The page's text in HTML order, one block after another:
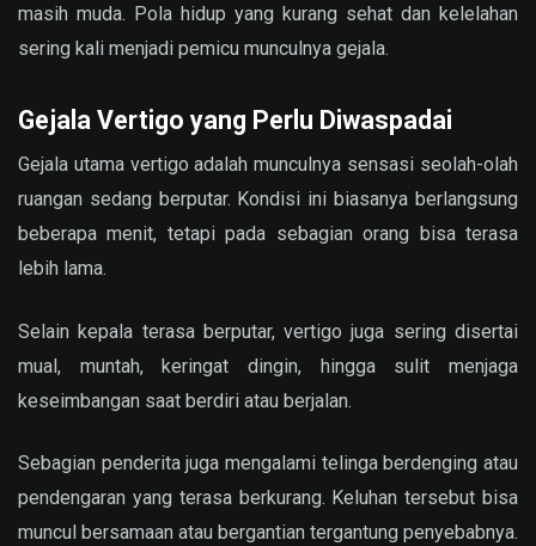
masih muda. Pola hidup yang kurang sehat dan kelelahan
sering kali menjadi pemicu munculnya gejala.
Gejala Vertigo yang Perlu Diwaspadai
Gejala utama vertigo adalah munculnya sensasi seolah-olah
ruangan sedang berputar. Kondisi ini biasanya berlangsung
beberapa menit, tetapi pada sebagian orang bisa terasa
lebih lama.
Selain kepala terasa berputar, vertigo juga sering disertai
mual, muntah, keringat dingin, hingga sulit menjaga
keseimbangan saat berdiri atau berjalan.
Sebagian penderita juga mengalami telinga berdenging atau
pendengaran yang terasa berkurang. Keluhan tersebut bisa
muncul bersamaan atau bergantian tergantung penyebabnya.